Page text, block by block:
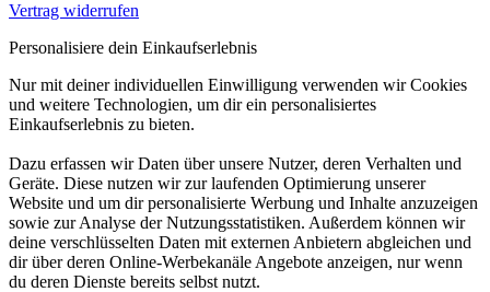
Vertrag widerrufen
Personalisiere dein Einkaufserlebnis
Nur mit deiner individuellen Einwilligung verwenden wir Cookies
und weitere Technologien, um dir ein personalisiertes
Einkaufserlebnis zu bieten.
Dazu erfassen wir Daten über unsere Nutzer, deren Verhalten und
Geräte. Diese nutzen wir zur laufenden Optimierung unserer
Website und um dir personalisierte Werbung und Inhalte anzuzeigen
sowie zur Analyse der Nutzungsstatistiken. Außerdem können wir
deine verschlüsselten Daten mit externen Anbietern abgleichen und
dir über deren Online-Werbekanäle Angebote anzeigen, nur wenn
du deren Dienste bereits selbst nutzt.